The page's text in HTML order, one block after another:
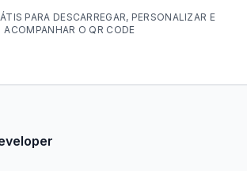
PARA DESCARREGAR, PERSONALIZAR E
ACOMPANHAR O QR CODE